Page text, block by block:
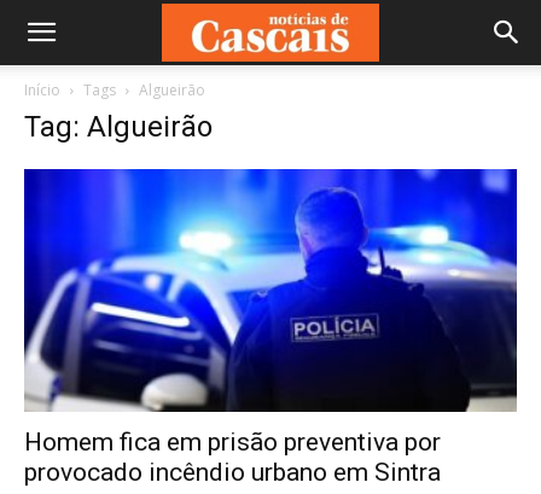
Início Tags Algueirão
Tag: Algueirão
Homem fica em prisão preventiva por
provocado incêndio urbano em Sintra